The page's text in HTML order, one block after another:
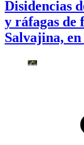
Disidencias
y ráfagas de
Salvajina,